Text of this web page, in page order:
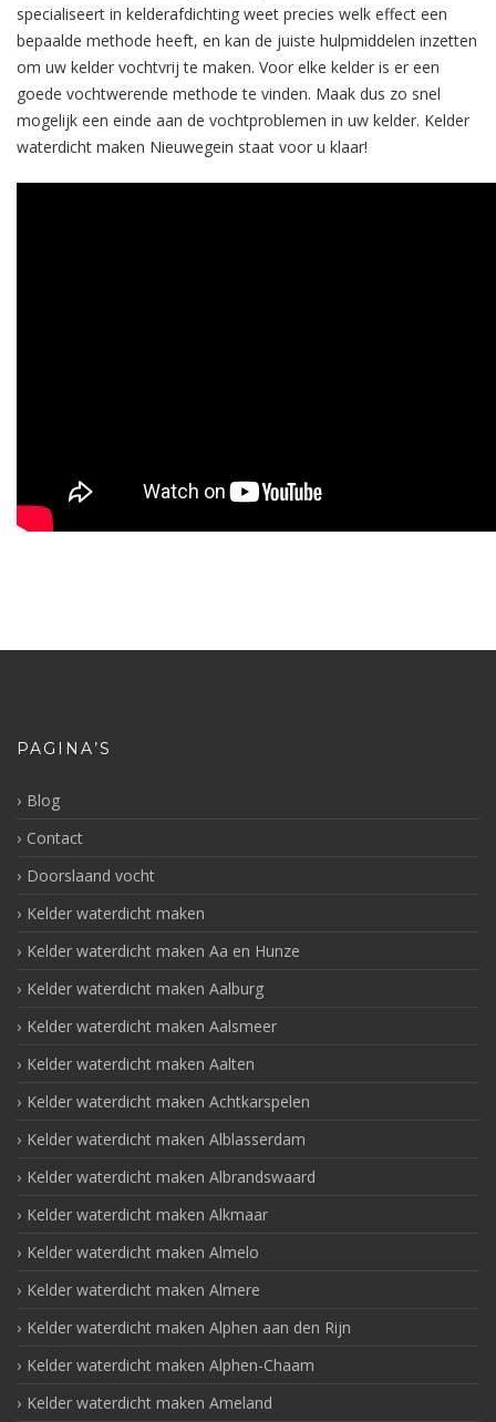
specialiseert in kelderafdichting weet precies welk effect een
bepaalde methode heeft, en kan de juiste hulpmiddelen inzetten
om uw kelder vochtvrij te maken. Voor elke kelder is er een
goede vochtwerende methode te vinden. Maak dus zo snel
mogelijk een einde aan de vochtproblemen in uw kelder. Kelder
waterdicht maken Nieuwegein staat voor u klaar!
PAGINA’S
Blog
Contact
Doorslaand vocht
Kelder waterdicht maken
Kelder waterdicht maken Aa en Hunze
Kelder waterdicht maken Aalburg
Kelder waterdicht maken Aalsmeer
Kelder waterdicht maken Aalten
Kelder waterdicht maken Achtkarspelen
Kelder waterdicht maken Alblasserdam
Kelder waterdicht maken Albrandswaard
Kelder waterdicht maken Alkmaar
Kelder waterdicht maken Almelo
Kelder waterdicht maken Almere
Kelder waterdicht maken Alphen aan den Rijn
Kelder waterdicht maken Alphen-Chaam
Kelder waterdicht maken Ameland